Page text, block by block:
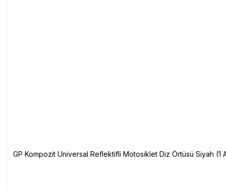
GP Kompozit Universal Reflektifli Motosiklet Diz Örtüsü Siyah